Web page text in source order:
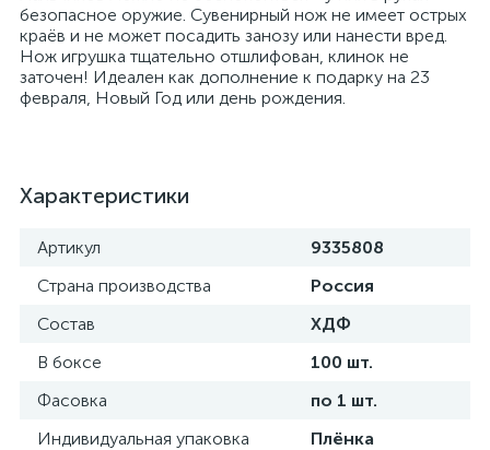
безопасное оружие. Сувенирный нож не имеет острых
краёв и не может посадить занозу или нанести вред.
Нож игрушка тщательно отшлифован, клинок не
заточен! Идеален как дополнение к подарку на 23
февраля, Новый Год или день рождения.
Характеристики
Артикул
9335808
Страна производства
Россия
Состав
ХДФ
В боксе
100 шт.
Фасовка
по 1 шт.
Индивидуальная упаковка
Плёнка